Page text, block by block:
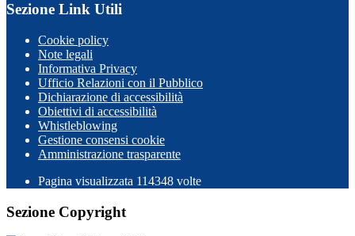
Sezione Link Utili
Cookie policy
Note legali
Informativa Privacy
Ufficio Relazioni con il Pubblico
Dichiarazione di accessibilità
Obiettivi di accessibilità
Whistleblowing
Gestione consensi cookie
Amministrazione trasparente
Pagina visualizzata 114348 volte
Sezione Copyright